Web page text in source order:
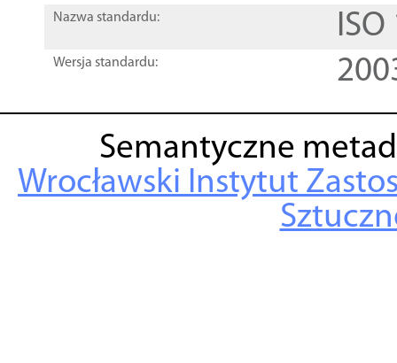
Nazwa standardu:
Wersja standardu:
Semantyczne
Wrocławski Instytut